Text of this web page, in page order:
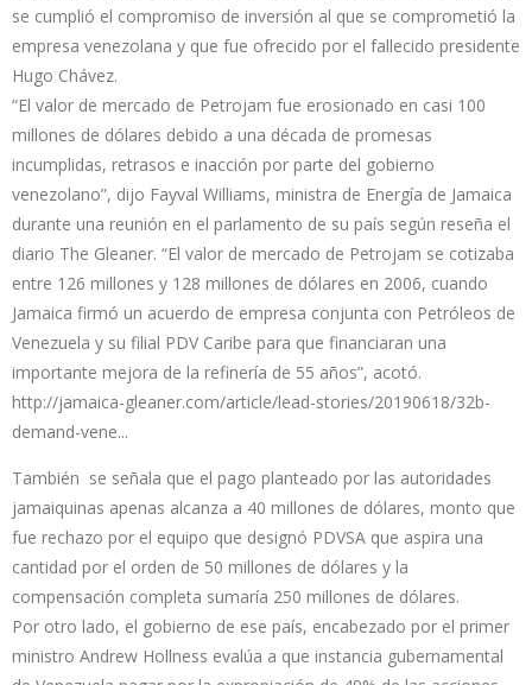
se cumplió el compromiso de inversión al que se comprometió la
empresa venezolana y que fue ofrecido por el fallecido presidente
Hugo Chávez.
“El valor de mercado de Petrojam fue erosionado en casi 100
millones de dólares debido a una década de promesas
incumplidas, retrasos e inacción por parte del gobierno
venezolano”, dijo Fayval Williams, ministra de Energía de Jamaica
durante una reunión en el parlamento de su país según reseña el
diario The Gleaner. “El valor de mercado de Petrojam se cotizaba
entre 126 millones y 128 millones de dólares en 2006, cuando
Jamaica firmó un acuerdo de empresa conjunta con Petróleos de
Venezuela y su filial PDV Caribe para que financiaran una
importante mejora de la refinería de 55 años”, acotó.
http://jamaica-gleaner.com/article/lead-stories/20190618/32b-
demand-vene...
También se señala que el pago planteado por las autoridades
jamaiquinas apenas alcanza a 40 millones de dólares, monto que
fue rechazo por el equipo que designó PDVSA que aspira una
cantidad por el orden de 50 millones de dólares y la
compensación completa sumaría 250 millones de dólares.
Por otro lado, el gobierno de ese país, encabezado por el primer
ministro Andrew Hollness evalúa a que instancia gubernamental